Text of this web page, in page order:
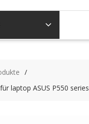
laptop ASUS P550 series